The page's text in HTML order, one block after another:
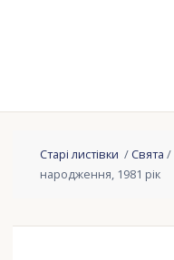
Старі листівки /Свята /
народження, 1981 рік